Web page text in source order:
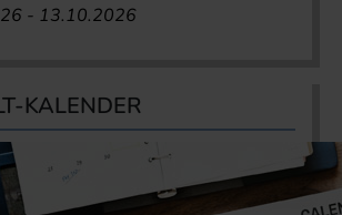
- 13.10.2026
KALENDER